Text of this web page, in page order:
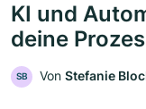
KI und
deine
SB Von Stefanie